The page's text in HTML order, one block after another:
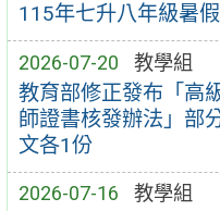
115年七升八年級暑
2026-07-20 教學組
教育部修正發布「高
師證書核發辦法」部
文各1份
2026-07-16 教學組